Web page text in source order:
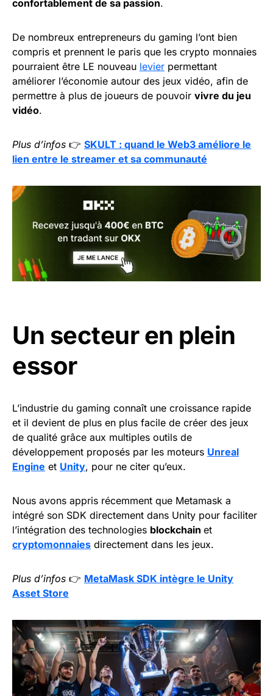
confortablement de sa passion.
De nombreux entrepreneurs du gaming l’ont bien
compris et prennent le paris que les crypto monnaies
pourraient être LE nouveau levier permettant
améliorer l’économie autour des jeux vidéo, afin de
permettre à plus de joueurs de pouvoir vivre du jeu
vidéo.
Plus d’infos 👉 SKULT : quand le Web3 améliore le
lien entre le streamer et sa communauté
Un secteur en plein
essor
L’industrie du gaming connaît une croissance rapide
et il devient de plus en plus facile de créer des jeux
de qualité grâce aux multiples outils de
développement proposés par les moteurs Unreal
Engine et Unity, pour ne citer qu’eux.
Nous avons appris récemment que Metamask a
intégré son SDK directement dans Unity pour faciliter
l’intégration des technologies blockchain et
cryptomonnaies directement dans les jeux.
Plus d’infos 👉 MetaMask SDK intègre le Unity
Asset Store